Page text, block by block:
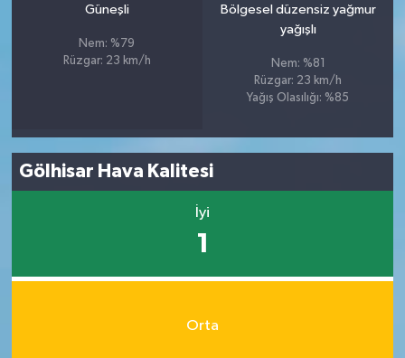
Güneşli
Nem: %79
Rüzgar: 23 km/h
Bölgesel düzensiz yağmur
yağışlı
Nem: %81
Rüzgar: 23 km/h
Yağış Olasılığı: %85
Gölhisar Hava Kalitesi
İyi
1
Orta